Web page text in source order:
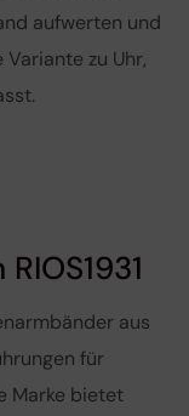
aufwerten und
zu Uhr,
aus
für
Marke bietet